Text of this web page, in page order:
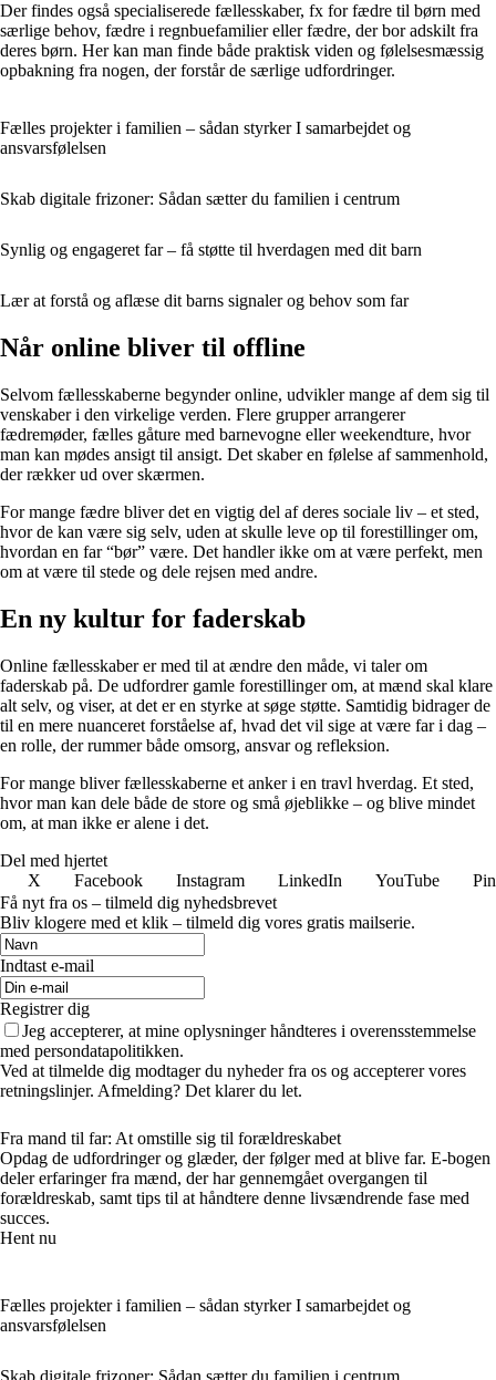
Der findes også specialiserede fællesskaber, fx for fædre til børn med
særlige behov, fædre i regnbuefamilier eller fædre, der bor adskilt fra
deres børn. Her kan man finde både praktisk viden og følelsesmæssig
opbakning fra nogen, der forstår de særlige udfordringer.
Fælles projekter i familien – sådan styrker I samarbejdet og
ansvarsfølelsen
Skab digitale frizoner: Sådan sætter du familien i centrum
Synlig og engageret far – få støtte til hverdagen med dit barn
Lær at forstå og aflæse dit barns signaler og behov som far
Når online bliver til offline
Selvom fællesskaberne begynder online, udvikler mange af dem sig til
venskaber i den virkelige verden. Flere grupper arrangerer
fædremøder, fælles gåture med barnevogne eller weekendture, hvor
man kan mødes ansigt til ansigt. Det skaber en følelse af sammenhold,
der rækker ud over skærmen.
For mange fædre bliver det en vigtig del af deres sociale liv – et sted,
hvor de kan være sig selv, uden at skulle leve op til forestillinger om,
hvordan en far “bør” være. Det handler ikke om at være perfekt, men
om at være til stede og dele rejsen med andre.
En ny kultur for faderskab
Online fællesskaber er med til at ændre den måde, vi taler om
faderskab på. De udfordrer gamle forestillinger om, at mænd skal klare
alt selv, og viser, at det er en styrke at søge støtte. Samtidig bidrager de
til en mere nuanceret forståelse af, hvad det vil sige at være far i dag –
en rolle, der rummer både omsorg, ansvar og refleksion.
For mange bliver fællesskaberne et anker i en travl hverdag. Et sted,
hvor man kan dele både de store og små øjeblikke – og blive mindet
om, at man ikke er alene i det.
Del med hjertet
X
Facebook Instagram LinkedIn YouTube
Få nyt fra os – tilmeld dig nyhedsbrevet
Bliv klogere med et klik – tilmeld dig vores gratis mailserie.
Indtast e-mail
Registrer dig
Jeg accepterer, at mine oplysninger håndteres i overensstemmelse
med persondatapolitikken.
Ved at tilmelde dig modtager du nyheder fra os og accepterer vores
retningslinjer. Afmelding? Det klarer du let.
Fra mand til far: At omstille sig til forældreskabet
Opdag de udfordringer og glæder, der følger med at blive far. E-bogen
deler erfaringer fra mænd, der har gennemgået overgangen til
forældreskab, samt tips til at håndtere denne livsændrende fase med
succes.
Hent nu
Fælles projekter i familien – sådan styrker I samarbejdet og
ansvarsfølelsen
Skab digitale frizoner: Sådan sætter du familien i centrum